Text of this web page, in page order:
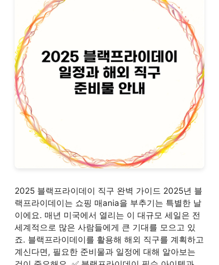
2025 블랙프라이데이 직구 완벽 가이드 2025년 블
랙프라이데이는 쇼핑 매ania을 부추기는 특별한 날
이에요. 매년 미국에서 열리는 이 대규모 세일은 전
세계적으로 많은 사람들에게 큰 기대를 모으고 있
죠. 블랙프라이데이를 활용해 해외 직구를 계획하고
계신다면, 필요한 준비물과 일정에 대해 알아보는